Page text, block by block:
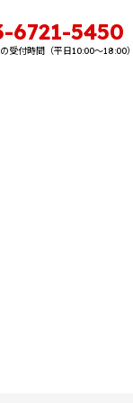
6721-5450
受付時間（平日10:00〜18:00）